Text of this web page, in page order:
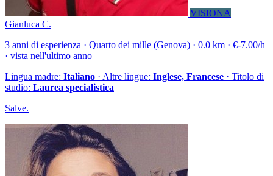
VISIONA
Gianluca C.
3 anni di esperienza · Quarto dei mille (Genova) · 0.0 km · €-7.00/h
· vista nell'ultimo anno
Lingua madre: Italiano · Altre lingue: Inglese, Francese · Titolo di
studio: Laurea specialistica
Salve.